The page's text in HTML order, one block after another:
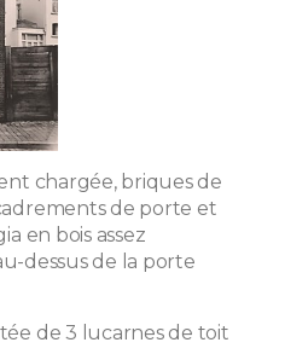
chargée, briques de
de porte et
en bois assez
dessus de la porte
de 3 lucarnes de toit